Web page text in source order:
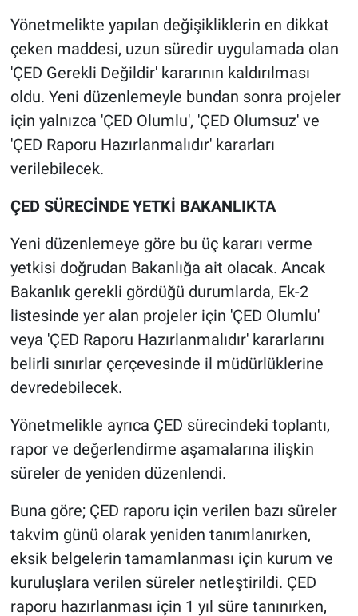
Yönetmelikte yapılan değişikliklerin en dikkat
çeken maddesi, uzun süredir uygulamada olan
'ÇED Gerekli Değildir' kararının kaldırılması
oldu. Yeni düzenlemeyle bundan sonra projeler
için yalnızca 'ÇED Olumlu', 'ÇED Olumsuz' ve
'ÇED Raporu Hazırlanmalıdır' kararları
verilebilecek.
ÇED SÜRECİNDE YETKİ BAKANLIKTA
Yeni düzenlemeye göre bu üç kararı verme
yetkisi doğrudan Bakanlığa ait olacak. Ancak
Bakanlık gerekli gördüğü durumlarda, Ek-2
listesinde yer alan projeler için 'ÇED Olumlu'
veya 'ÇED Raporu Hazırlanmalıdır' kararlarını
belirli sınırlar çerçevesinde il müdürlüklerine
devredebilecek.
Yönetmelikle ayrıca ÇED sürecindeki toplantı,
rapor ve değerlendirme aşamalarına ilişkin
süreler de yeniden düzenlendi.
Buna göre; ÇED raporu için verilen bazı süreler
takvim günü olarak yeniden tanımlanırken,
eksik belgelerin tamamlanması için kurum ve
kuruluşlara verilen süreler netleştirildi. ÇED
raporu hazırlanması için 1 yıl süre tanınırken,